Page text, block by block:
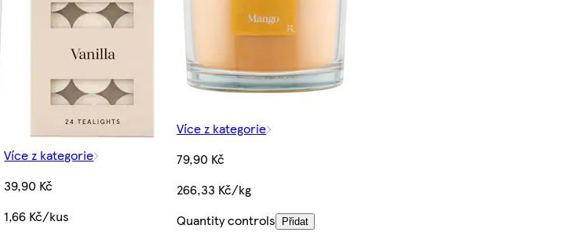
Více z kategorie
39,90 Kč
1,66 Kč/kus
Více z kategorie
79,90 Kč
266,33 Kč/kg
Quantity controls
Přidat